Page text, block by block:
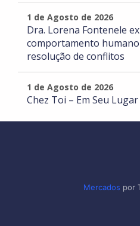
1 de Agosto de 2026
Dra. Lorena Fontenele
comportamento
resolução de conflitos
1 de Agosto de 2026
Chez Toi – Em Seu Lugar
Mercados por